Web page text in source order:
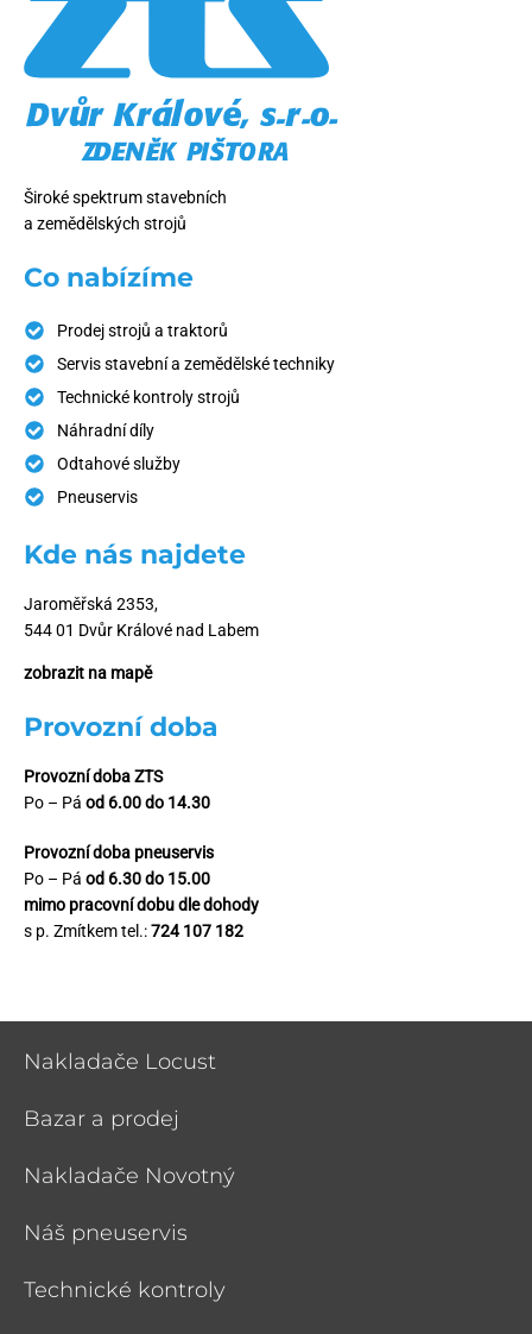
Široké spektrum stavebních
a zemědělských strojů
Co nabízíme
Prodej strojů a traktorů
Servis stavební a zemědělské techniky
Technické kontroly strojů
Náhradní díly
Odtahové služby
Pneuservis
Kde nás najdete
Jaroměřská 2353,
544 01 Dvůr Králové nad Labem
zobrazit na mapě
Provozní doba
Provozní doba ZTS
Po – Pá od 6.00 do 14.30
Provozní doba pneuservis
Po – Pá od 6.30 do 15.00
mimo pracovní dobu dle dohody
s p. Zmítkem tel.:724 107 182
Nakladače Locust
Bazar a prodej
Nakladače Novotný
Náš pneuservis
Technické kontroly